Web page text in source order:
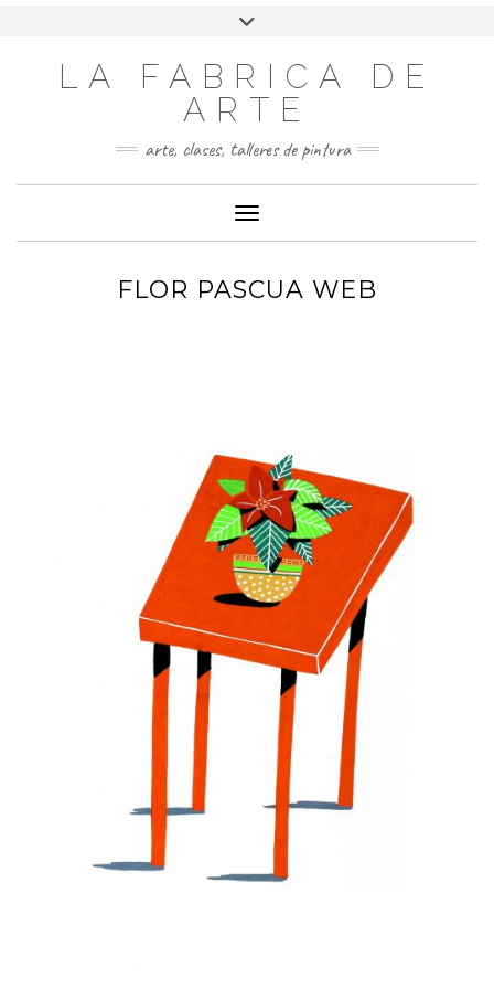
LA FABRICA DE
ARTE
arte, clases, talleres de pintura
Cambiar modo de navegación
FLOR PASCUA WEB